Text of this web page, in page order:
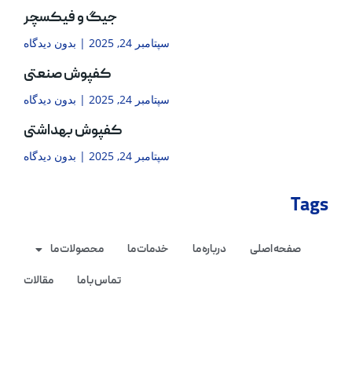
جیگ و فیکسچر
سپتامبر 24, 2025 بدون دیدگاه
کفپوش صنعتی
سپتامبر 24, 2025 بدون دیدگاه
کفپوش بهداشتی
سپتامبر 24, 2025 بدون دیدگاه
Tags
صفحه اصلی درباره ما خدمات ما
محصولات ما
تماس با ما
مقالات